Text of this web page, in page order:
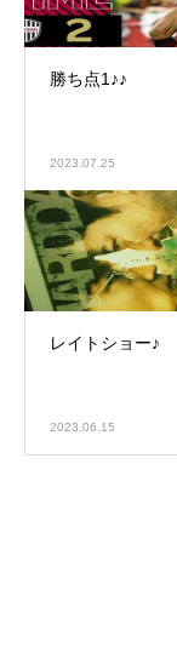
勝ち点1♪♪
2023.07.25
レイトショー♪
2023.06.15